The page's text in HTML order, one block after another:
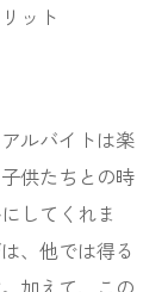
ット
ルバイトは楽
供たちとの時
してくれま
、他では得る